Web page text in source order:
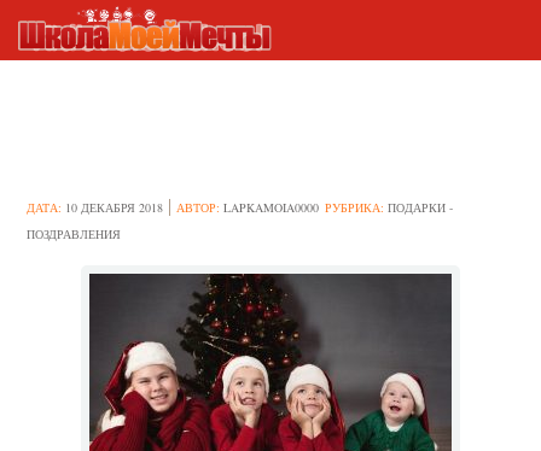
ДАТА: 10 ДЕКАБРЯ 2018 АВТОР:LAPKAMOIA0000 РУБРИКА:ПОДАРКИ -
ПОЗДРАВЛЕНИЯ